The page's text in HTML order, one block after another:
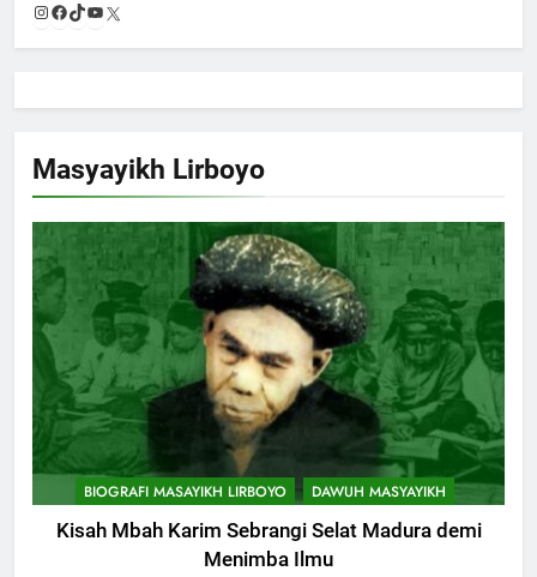
Instagram
Facebook
TikTok
YouTube
Masyayikh Lirboyo
BIOGRAFI MASAYIKH LIRBOYO DAWUH MASYAYIKH
Kisah Mbah Karim Sebrangi Selat Madura demi
Menimba Ilmu